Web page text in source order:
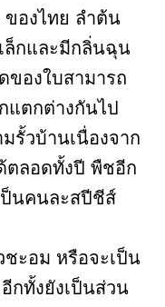
องไทย ลำต้น
ล็กและมีกลิ่นฉุน
องใบสามารถ
แตกต่างกันไป
รั้วบ้านเนื่องจาก
ตลอดทั้งปี พืชอีก
นคนละสปีชีส์
ชะอม หรือจะเป็น
กทั้งยังเป็นส่วน